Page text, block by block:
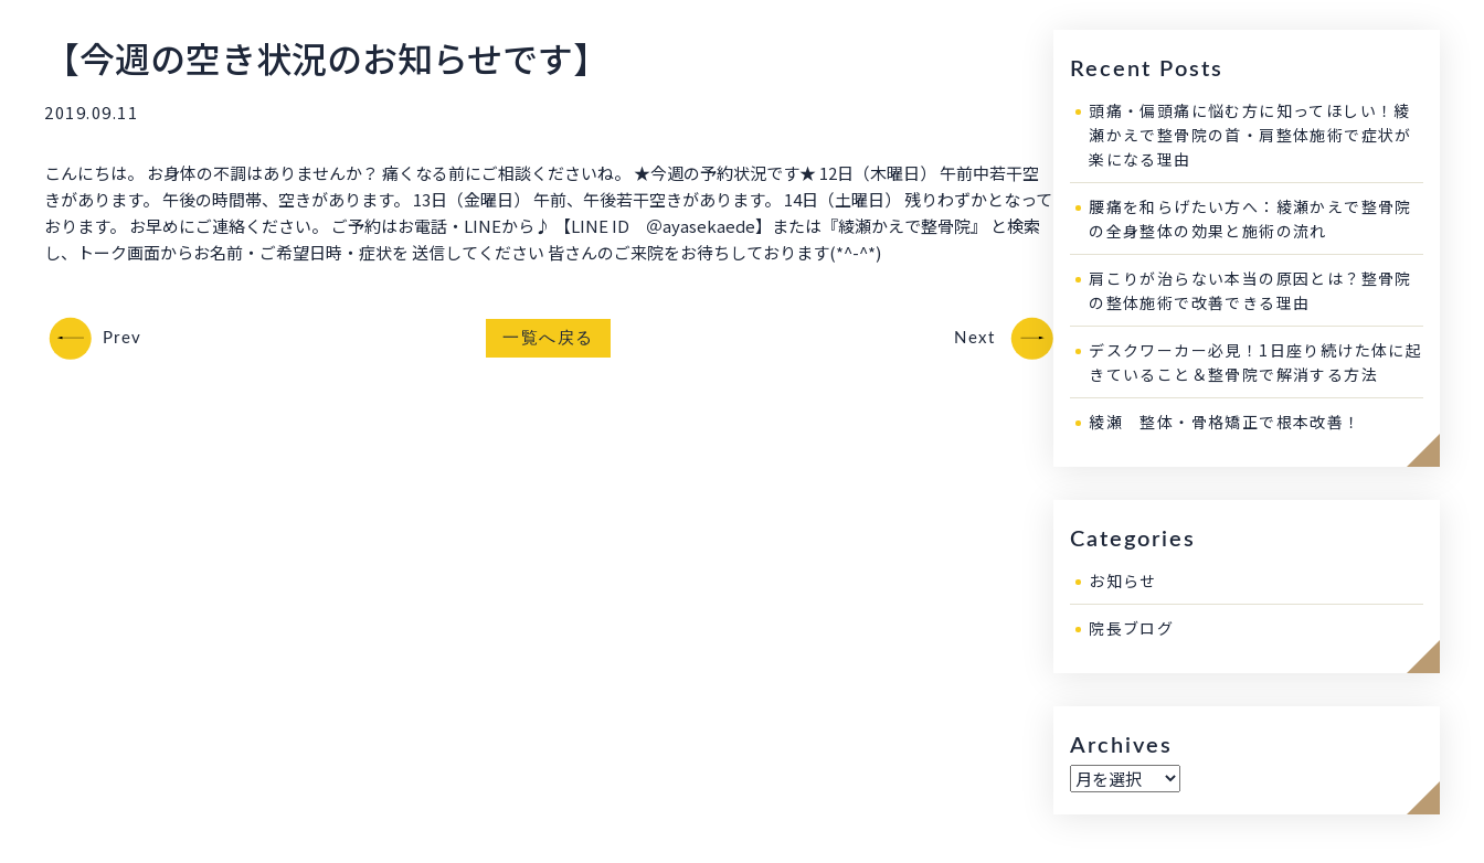
【今週の空き状況のお知らせです】
2019.09.11
こんにちは。 お身体の不調はありませんか？ 痛くなる前にご相談くださいね。 ★今週の予約状況です★ 12日（木曜日） 午前中若干空
きがあります。 午後の時間帯、空きがあります。 13日（金曜日） 午前、午後若干空きがあります。 14日（土曜日） 残りわずかとなって
おります。 お早めにご連絡ください。 ご予約はお電話・LINEから♪ 【LINE ID ＠ayasekaede】または『綾瀬かえで整骨院』 と検索
し、トーク画面からお名前・ご希望日時・症状を 送信してください 皆さんのご来院をお待ちしております(*^-^*)
Prev 一覧へ戻る Next
Recent Posts
頭痛・偏頭痛に悩む方に知ってほしい！綾
瀬かえで整骨院の首・肩整体施術で症状が
楽になる理由
腰痛を和らげたい方へ：綾瀬かえで整骨院
の全身整体の効果と施術の流れ
肩こりが治らない本当の原因とは？整骨院
の整体施術で改善できる理由
デスクワーカー必見！1日座り続けた体に起
きていること＆整骨院で解消する方法
綾瀬 整体・骨格矯正で根本改善！
Categories
お知らせ
院長ブログ
Archives
ア